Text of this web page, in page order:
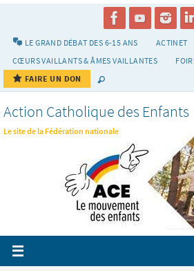
LE GRAND DÉBAT DES 6-15 ANS
ACTINET
CŒURS VAILLANTS & ÂMES VAILLANTES
FAIRE UN DON
Action Catholique des Enfants
Le site de la Fédération nationale